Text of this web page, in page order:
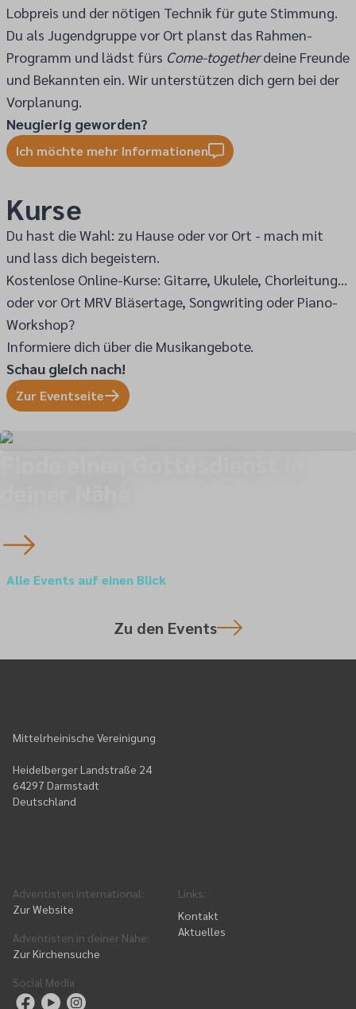
Lobpreis und der nötigen Technik für gute Stimmung.
Du als Jugendgruppe vor Ort planst das Rahmen-
Programm und lädst fürs Come-togetherdeine Freunde
und Bekannten ein. Wir unterstützen dich gern bei der
Vorplanung.
Neugierig geworden?
Ich möchte mehr Informationen
Kurse
Du hast die Wahl: zu Hause oder vor Ort - mach mit
und lass dich begeistern.
Kostenlose Online-Kurse: Gitarre, Ukulele, Chorleitung...
oder vor Ort MRV Bläsertage, Songwriting oder Piano-
Workshop?
Informiere dich über die Musikangebote.
Schau gleich nach!
Zur Eventseite
Alle Events auf einen Blick
Zu den Events
Mittelrheinische Vereinigung
Heidelberger Landstraße 24
64297 Darmstadt
Deutschland
Adventisten international:
Zur Website
Adventisten in deiner Nähe:
Zur Kirchensuche
Social Media
Links:
Kontakt
Aktuelles